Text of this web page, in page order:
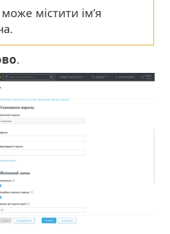
містити ім’я
.